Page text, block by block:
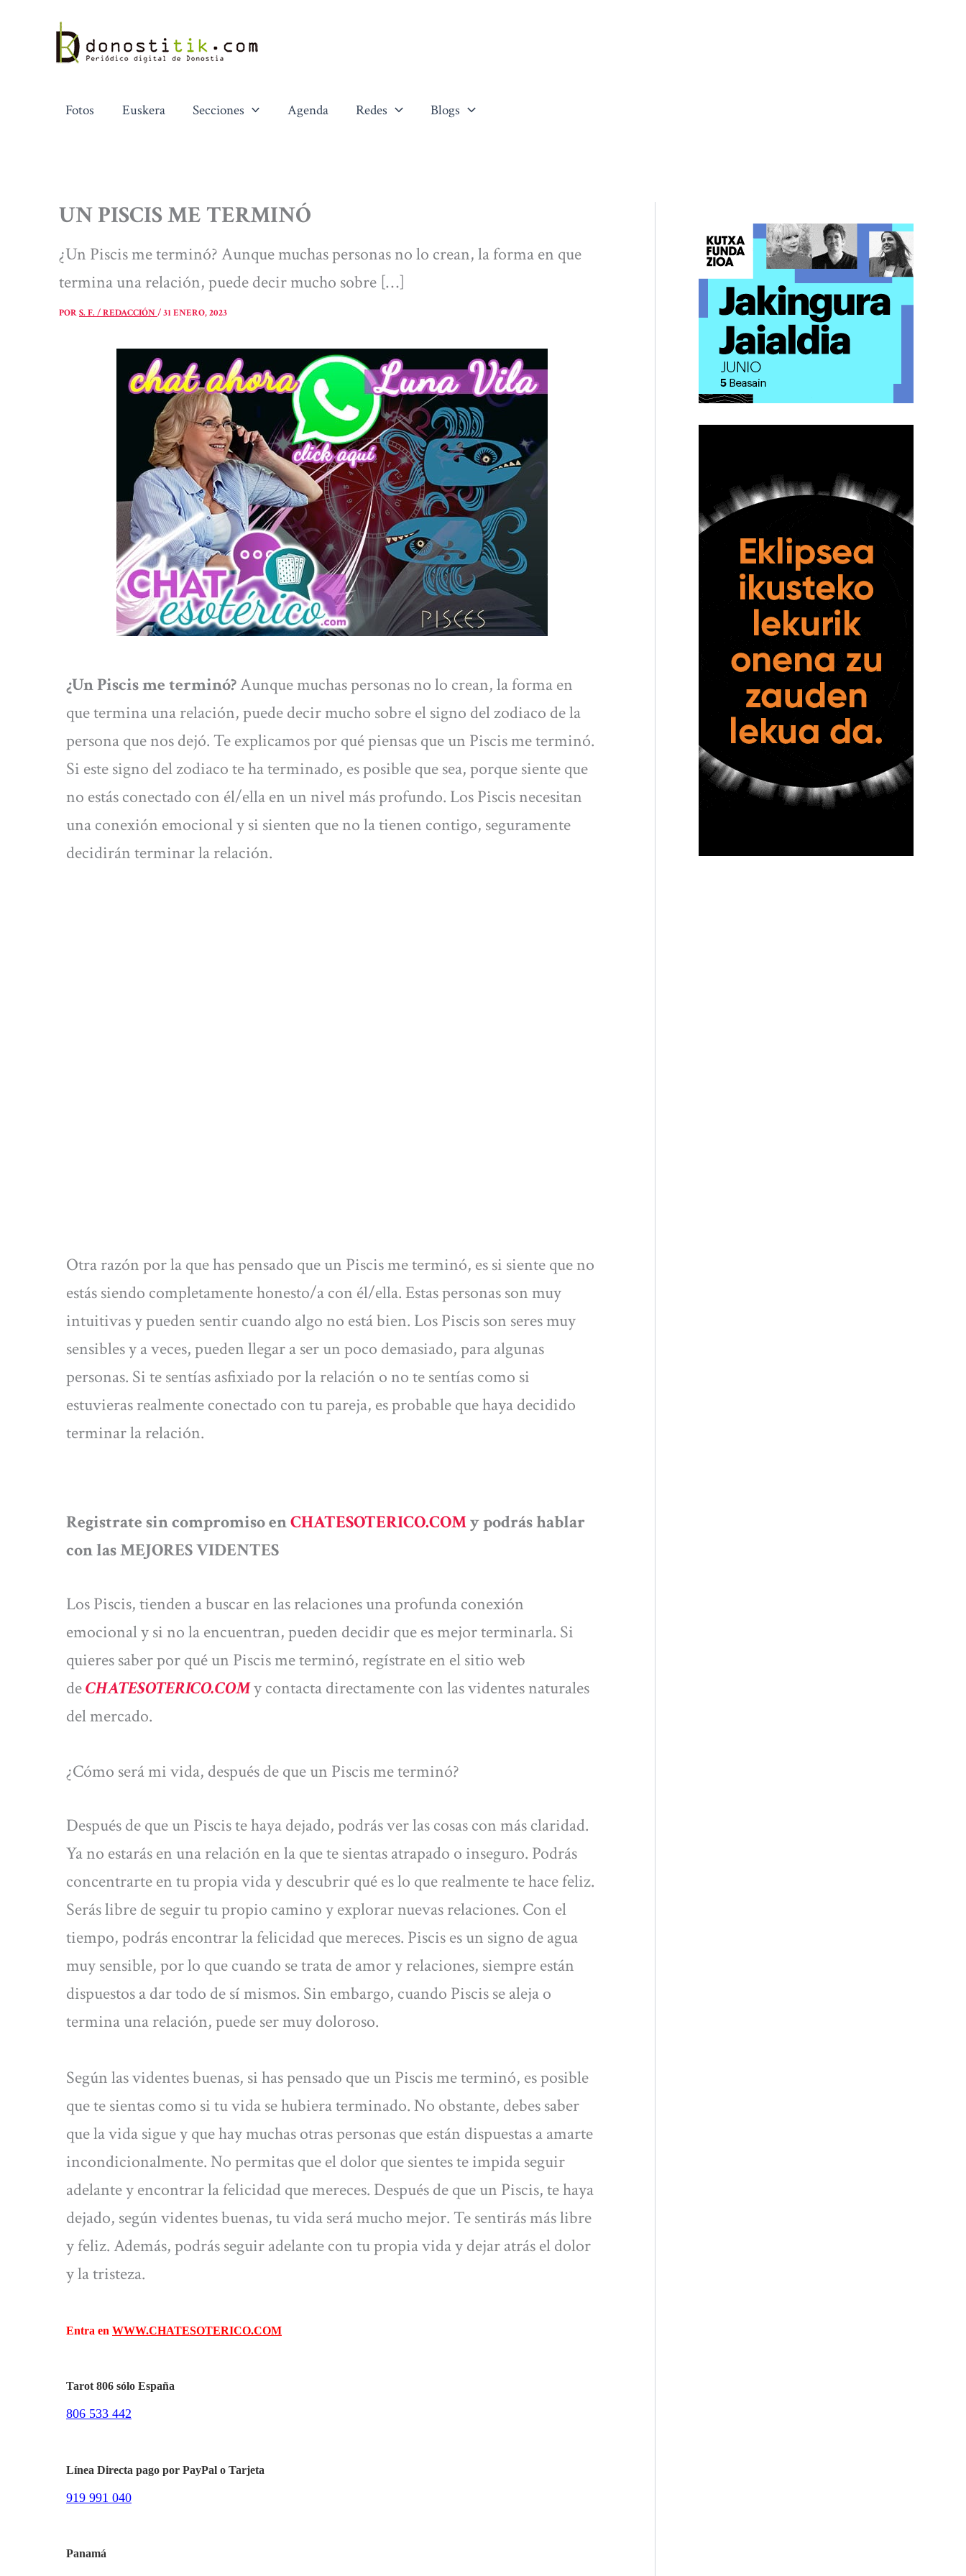
contenido
Fotos Euskera Secciones Agenda Redes Blogs
UN PISCIS ME TERMINÓ
¿Un Piscis me terminó? Aunque muchas personas no lo crean, la forma en que
termina una relación, puede decir mucho sobre […]
PORS. F. / REDACCIÓN/31 ENERO, 2023
¿Un Piscis me terminó?Aunque muchas personas no lo crean, la forma en
que termina una relación, puede decir mucho sobre el signo del zodiaco de la
persona que nos dejó. Te explicamos por qué piensas que un Piscis me terminó.
Si este signo del zodiaco te ha terminado, es posible que sea, porque siente que
no estás conectado con él/ella en un nivel más profundo. Los Piscis necesitan
una conexión emocional y si sienten que no la tienen contigo, seguramente
decidirán terminar la relación.
Otra razón por la que has pensado que un Piscis me terminó, es si siente que no
estás siendo completamente honesto/a con él/ella. Estas personas son muy
intuitivas y pueden sentir cuando algo no está bien. Los Piscis son seres muy
sensibles y a veces, pueden llegar a ser un poco demasiado, para algunas
personas. Si te sentías asfixiado por la relación o no te sentías como si
estuvieras realmente conectado con tu pareja, es probable que haya decidido
terminar la relación.
Registrate sin compromiso enCHATESOTERICO.COMy podrás hablar
con las MEJORES VIDENTES
Los Piscis, tienden a buscar en las relaciones una profunda conexión
emocional y si no la encuentran, pueden decidir que es mejor terminarla. Si
quieres saber por qué un Piscis me terminó, regístrate en el sitio web
deCHATESOTERICO.COMy contacta directamente con las videntes naturales
del mercado.
¿Cómo será mi vida, después de que un Piscis me terminó?
Después de que un Piscis te haya dejado, podrás ver las cosas con más claridad.
Ya no estarás en una relación en la que te sientas atrapado o inseguro. Podrás
concentrarte en tu propia vida y descubrir qué es lo que realmente te hace feliz.
Serás libre de seguir tu propio camino y explorar nuevas relaciones. Con el
tiempo, podrás encontrar la felicidad que mereces. Piscis es un signo de agua
muy sensible, por lo que cuando se trata de amor y relaciones, siempre están
dispuestos a dar todo de sí mismos. Sin embargo, cuando Piscis se aleja o
termina una relación, puede ser muy doloroso.
Según las videntes buenas, si has pensado que un Piscis me terminó, es posible
que te sientas como si tu vida se hubiera terminado. No obstante, debes saber
que la vida sigue y que hay muchas otras personas que están dispuestas a amarte
incondicionalmente. No permitas que el dolor que sientes te impida seguir
adelante y encontrar la felicidad que mereces. Después de que un Piscis, te haya
dejado, según videntes buenas, tu vida será mucho mejor. Te sentirás más libre
y feliz. Además, podrás seguir adelante con tu propia vida y dejar atrás el dolor
y la tristeza.
Entra en WWW.CHATESOTERICO.COM
Tarot 806 sólo España
806 533 442
Línea Directa pago por PayPal o Tarjeta
919 991 040
Panamá